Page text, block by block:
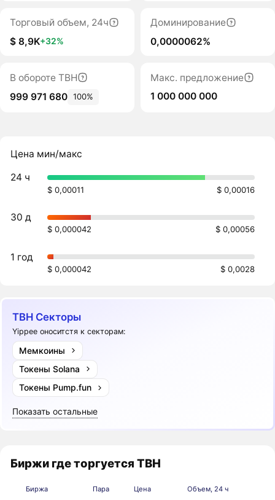
Торговый объем, 24ч
$ 8,9K+32%
Доминирование
0,0000062%
В обороте TBH
999 971 680 100%
Макс. предложение
1 000 000 000
Цена мин/макс
24 ч
$ 0,00011 $ 0,00016
30 д
$ 0,000042 $ 0,00056
1 год
$ 0,000042 $ 0,0028
TBH Секторы
Yippee оноситстя к секторам:
Мемкоины
Токены Solana
Токены Pump.fun
Показать остальные
Биржи где торгуется TBH
Биржа Пара Цена Объем, 24 ч